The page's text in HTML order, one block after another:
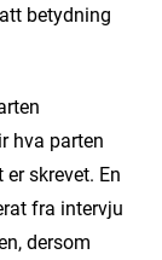
betydning
hva parten
skrevet. En
fra intervju
dersom